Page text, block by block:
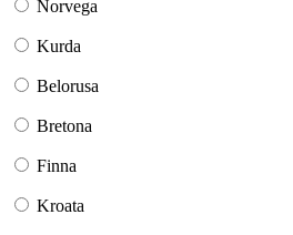
Norvega
Kurda
Belorusa
Bretona
Finna
Kroata